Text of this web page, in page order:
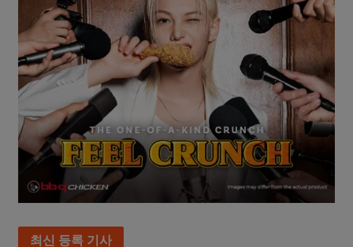
최신 등록 기사